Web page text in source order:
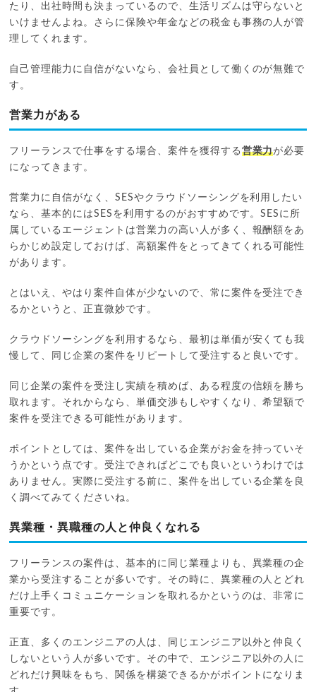
たり、出社時間も決まっているので、生活リズムは守らないと
いけませんよね。さらに保険や年金などの税金も事務の人が管
理してくれます。
自己管理能力に自信がないなら、会社員として働くのが無難で
す。
営業力がある
フリーランスで仕事をする場合、案件を獲得する 営業力が必要
になってきます。
営業力に自信がなく、SESやクラウドソーシングを利用したい
なら、基本的にはSESを利用するのがおすすめです。SESに所
属しているエージェントは営業力の高い人が多く、報酬額をあ
らかじめ設定しておけば、高額案件をとってきてくれる可能性
があります。
とはいえ、やはり案件自体が少ないので、常に案件を受注でき
るかというと、正直微妙です。
クラウドソーシングを利用するなら、最初は単価が安くても我
慢して、同じ企業の案件をリピートして受注すると良いです。
同じ企業の案件を受注し実績を積めば、ある程度の信頼を勝ち
取れます。それからなら、単価交渉もしやすくなり、希望額で
案件を受注できる可能性があります。
ポイントとしては、案件を出している企業がお金を持っていそ
うかという点です。受注できればどこでも良いというわけでは
ありません。実際に受注する前に、案件を出している企業を良
く調べてみてくださいね。
異業種・異職種の人と仲良くなれる
フリーランスの案件は、基本的に同じ業種よりも、異業種の企
業から受注することが多いです。その時に、異業種の人とどれ
だけ上手くコミュニケーションを取れるかというのは、非常に
重要です。
正直、多くのエンジニアの人は、同じエンジニア以外と仲良く
しないという人が多いです。その中で、エンジニア以外の人に
どれだけ興味をもち、関係を構築できるかがポイントになりま